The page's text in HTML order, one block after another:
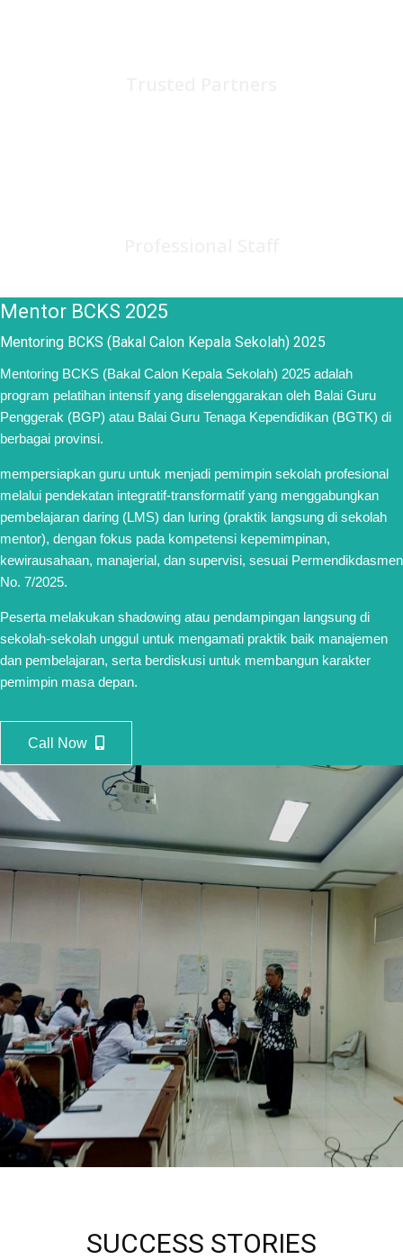
Mentor BCKS 2025
Mentoring BCKS (Bakal Calon Kepala Sekolah) 2025
Mentoring BCKS (Bakal Calon Kepala Sekolah) 2025 adalah
program pelatihan intensif yang diselenggarakan oleh Balai Guru
Penggerak (BGP) atau Balai Guru Tenaga Kependidikan (BGTK) di
berbagai provinsi.
mempersiapkan guru untuk menjadi pemimpin sekolah profesional
melalui pendekatan integratif-transformatif yang menggabungkan
pembelajaran daring (LMS) dan luring (praktik langsung di sekolah
mentor), dengan fokus pada kompetensi kepemimpinan,
kewirausahaan, manajerial, dan supervisi, sesuai Permendikdasmen
No. 7/2025.
Peserta melakukan shadowing atau pendampingan langsung di
sekolah-sekolah unggul untuk mengamati praktik baik manajemen
dan pembelajaran, serta berdiskusi untuk membangun karakter
pemimpin masa depan.
Call Now
SUCCESS STORIES